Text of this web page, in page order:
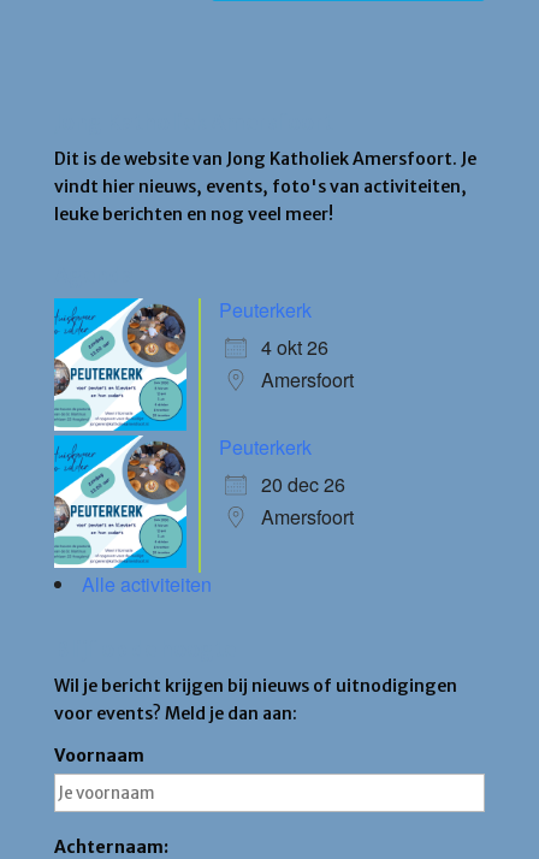
Dit is de website van Jong Katholiek Amersfoort. Je
vindt hier nieuws, events, foto's van activiteiten,
leuke berichten en nog veel meer!
Peuterkerk
4 okt 26
Amersfoort
Peuterkerk
20 dec 26
Amersfoort
Alle activiteiten
Wil je bericht krijgen bij nieuws of uitnodigingen
voor events? Meld je dan aan:
Voornaam
Achternaam: